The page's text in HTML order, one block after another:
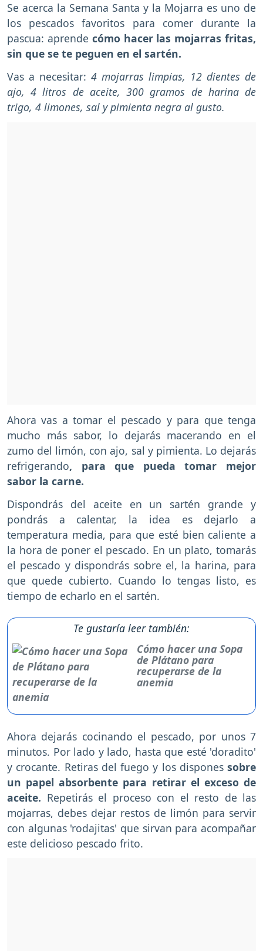
Se acerca la Semana Santa y la Mojarra es uno de
los pescados favoritos para comer durante la
pascua: aprende cómo hacer las mojarras fritas,
sin que se te peguen en el sartén.
Vas a necesitar: 4 mojarras limpias, 12 dientes de
ajo, 4 litros de aceite, 300 gramos de harina de
trigo, 4 limones, sal y pimienta negra al gusto.
Ahora vas a tomar el pescado y para que tenga
mucho más sabor, lo dejarás macerando en el
zumo del limón, con ajo, sal y pimienta. Lo dejarás
refrigerando, para que pueda tomar mejor
sabor la carne.
Dispondrás del aceite en un sartén grande y
pondrás a calentar, la idea es dejarlo a
temperatura media, para que esté bien caliente a
la hora de poner el pescado. En un plato, tomarás
el pescado y dispondrás sobre el, la harina, para
que quede cubierto. Cuando lo tengas listo, es
tiempo de echarlo en el sartén.
Te gustaría leer también:
Cómo hacer una Sopa
de Plátano para
recuperarse de la
anemia
Ahora dejarás cocinando el pescado, por unos 7
minutos. Por lado y lado, hasta que esté 'doradito'
y crocante. Retiras del fuego y los disponessobre
un papel absorbente para retirar el exceso de
aceite. Repetirás el proceso con el resto de las
mojarras, debes dejar restos de limón para servir
con algunas 'rodajitas' que sirvan para acompañar
este delicioso pescado frito.